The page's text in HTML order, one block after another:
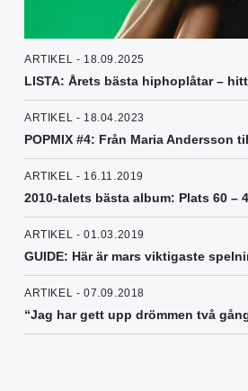
ARTIKEL - 18.09.2025
LISTA: Årets bästa hiphoplåtar –
ARTIKEL - 18.04.2023
POPMIX #4: Från Maria Andersson
ARTIKEL - 16.11.2019
2010-talets bästa album: Plats 60 –
ARTIKEL - 01.03.2019
GUIDE: Här är mars viktigaste
ARTIKEL - 07.09.2018
“Jag har gett upp drömmen två